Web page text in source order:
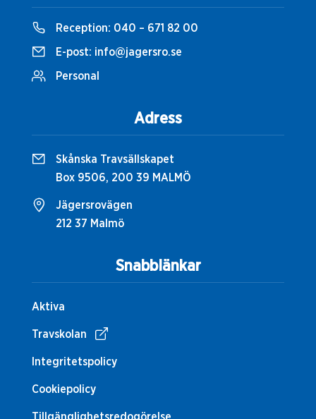
Snabblänkar
Aktiva
Travskolan
Integritetspolicy
Cookiepolicy
Reception: 040 – 671 82 00
E-post: info@jagersro.se
Personal
Adress
Skånska Travsällskapet
Box 9506, 200 39 MALMÖ
Jägersrovägen
212 37 Malmö